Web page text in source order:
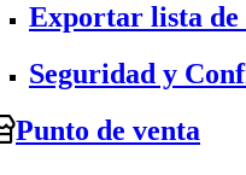
Exportar lista de
Seguridad y
Punto de venta